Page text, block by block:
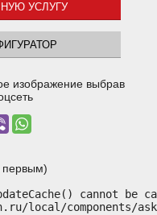
УСЛУГУ
изображение выбрав
первым)
cannot
local/components/